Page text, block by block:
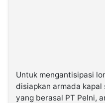
Untuk mengantisipasi
disiapkan armada kapal
yang berasal PT Pelni,